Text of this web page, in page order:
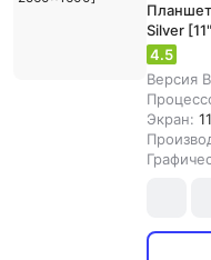
Планшет
Silver
4.5
Версия
Экран: